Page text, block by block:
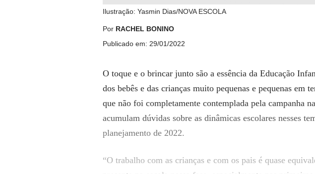
Ilustração: Yasmin Dias/NOVA ESCOLA
Por RACHEL BONINO
Publicado em: 29/01/2022
O toque e o brincar junto são a essência da Educação
dos bebês e das crianças muito pequenas e pequenas
que não foi completamente contemplada pela campanha
acumulam dúvidas sobre as dinâmicas escolares nesses
planejamento de 2022.
“O trabalho com as crianças e com os pais é quase